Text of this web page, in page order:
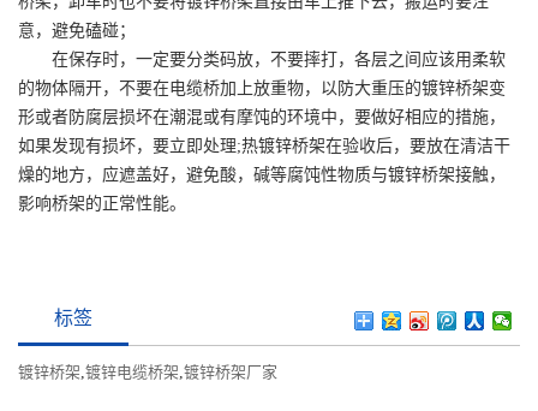
意，避免磕碰；
在保存时，一定要分类码放，不要摔打，各层之间应该用柔软
的物体隔开，不要在电缆桥加上放重物，以防大重压的镀锌桥架变
形或者防腐层损坏在潮混或有摩饨的环境中，要做好相应的措施，
如果发现有损坏，要立即处理;热镀锌桥架在验收后，要放在清洁干
燥的地方，应遮盖好，避免酸，碱等腐饨性物质与镀锌桥架接触，
影响桥架的正常性能。
标签
镀锌桥架 镀锌电缆桥架 镀锌桥架厂家